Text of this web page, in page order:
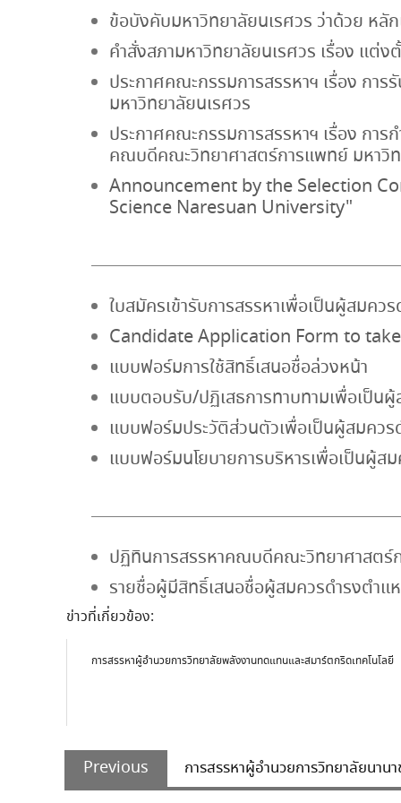
ข้อบังคับมหาวิทยาลัยนเรศวร ว่าด้วย ห
คำสั่งสภามหาวิทยาลัยนเรศวร เรื่อง แ
ประกาศคณะกรรมการสรรหาฯ เรื่อง กา
มหาวิทยาลัยนเรศวร
ประกาศคณะกรรมการสรรหาฯ เรื่อง กา
คณบดีคณะวิทยาศาสตร์การแพทย์ มหาวิ
Announcement by the Selection
Science Naresuan University"
ใบสมัครเข้ารับการสรรหาเพื่อเป็นผู้สม
Candidate Application Form to
แบบฟอร์มการใช้สิทธิ์เสนอชื่อล่วงหน้า
แบบตอบรับ/ปฏิเสธการทาบทามเพื่อเป็
แบบฟอร์มประวัติส่วนตัวเพื่อเป็นผู้สมคว
แบบฟอร์มนโยบายการบริหารเพื่อเป็นผู้
ปฏิทินการสรรหาคณบดีคณะวิทยาศาสตร์
รายชื่อผู้มีสิทธิ์เสนอชื่อผู้สมควรดำรงต
ข่าวที่เกี่ยวข้อง:
การสรรหาผู้อำนวยการวิทยาลัยพลังงานทดแทนและสมาร์ตกริดเทคโนโลยี
Post
navigation
Previous
Previous
post:
การสรรหาผู้อำนวยการวิทยาลัยนาน